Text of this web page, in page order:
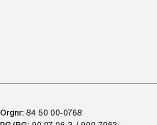
Orgnr: 84 50 00-0768